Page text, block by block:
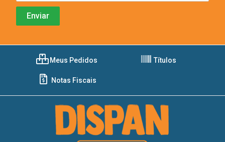
Meus Pedidos Títulos
Notas Fiscais